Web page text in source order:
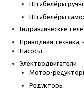
Штабелёры
Штабелёры
Гидравлические
Приводная техника,
Насосы
Электродвигатели
Мотор-
Редукторы